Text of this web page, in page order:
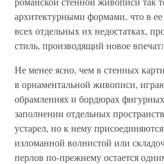
архитектурными формами, что в
всех отдельных их недостатках,
стиль, производящий новое
Не менее ясно, чем в стенных
в орнаментальной живописи,
обрамлениях и бордюрах
заполнении отдельных
устарел, но к нему
изломанной волнистой или
перлов по-прежнему остается